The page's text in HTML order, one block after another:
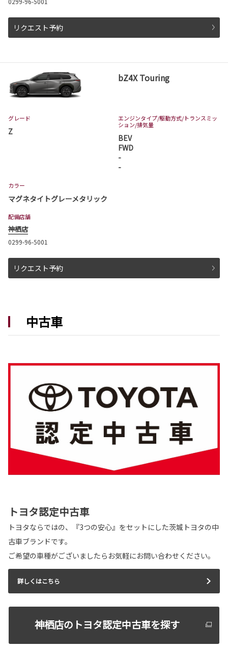
ピクシスバン 一部改良
ピクシスバンが一部改良となりました。
ピクシスバンは茨城トヨタから。
詳しくはこちら
2026-06-03
アルファードは茨城トヨタから。
2026-05-28
場所になる。
詳しくはこちら
2026-05-14
新型ランドクルーザー”FJ” 発表
冒険の数だけ、自分仕様に育っていく。
新型ランドクルーザー”FJ”は茨城トヨタから。
2026-05-12
カローラ 一部改良
カローラは茨城トヨタから。
詳しくはこちら
カローラツーリング 一部改良
カローラツーリングが一部改良となりました。
リクエスト予約
bZ4X Touring
グレード
Z
エンジンタイプ/駆動方式/トランスミッ
ション/排気量
BEV
FWD
-
-
カラー
マグネタイトグレーメタリック
配備店舗
神栖店
0299-96-5001
リクエスト予約
中古車
トヨタ認定中古車
トヨタならではの、『3つの安心』をセットにした茨城トヨタの中
古車ブランドです。
ご希望の車種がございましたらお気軽にお問い合わせください。
詳しくはこちら
神栖店のトヨタ認定中古車を探す